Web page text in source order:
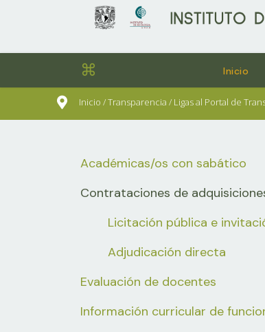
⌘ Inicio
Inicio / Transparencia / Ligas al Portal de
Académicas/os con sabático
Contrataciones de
Licitación pública e
Adjudicación directa
Evaluación de docentes
Información curricular de